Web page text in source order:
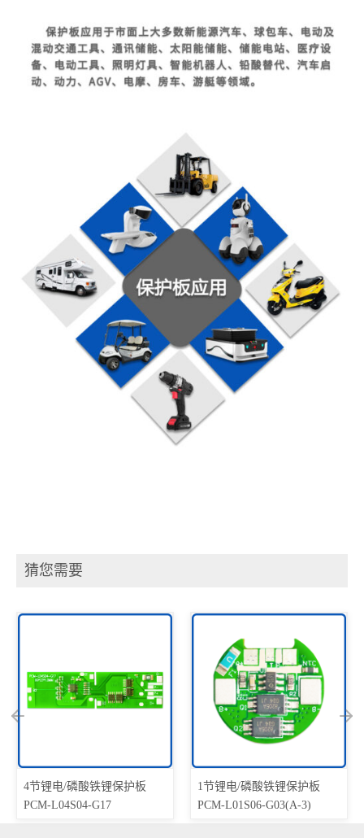
猜您需要
1节锂电/磷酸铁锂保护板
PCM-L01S06-G03(A-3)
1节锂电/磷酸铁锂保护板
PCM-L01S05-F45